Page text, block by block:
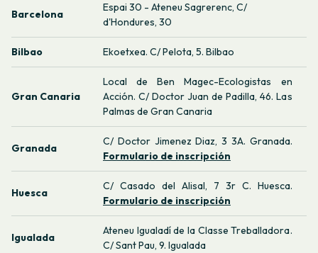
Barcelona
Espai 30 - Ateneu Sagrerenc, C/
d'Hondures, 30
Bilbao Ekoetxea. C/ Pelota, 5. Bilbao
Gran Canaria
Local de Ben Magec-Ecologistas en
Acción. C/ Doctor Juan de Padilla, 46. Las
Palmas de Gran Canaria
Granada
C/ Doctor Jimenez Diaz, 3 3A. Granada.
Formulario de inscripción
Huesca
C/ Casado del Alisal, 7 3r C. Huesca.
Formulario de inscripción
Igualada
Ateneu Igualadí de la Classe Treballadora.
C/ Sant Pau, 9. Igualada